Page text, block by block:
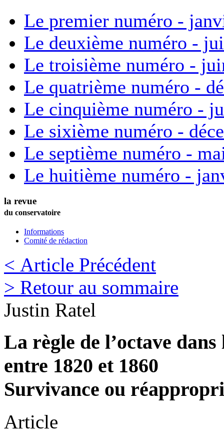
Le premier numéro -
Le deuxième numéro -
Le troisième numéro -
Le quatrième numéro -
Le cinquième numéro -
Le sixième numéro -
Le septième numéro -
Le huitième numéro -
la revue
du conservatoire
Informations
Comité de rédaction
< Article Précédent
> Retour au sommaire
Justin Ratel
La règle de l’octave
entre 1820 et 1860
Survivance ou
Article